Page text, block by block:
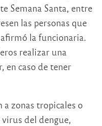
Semana Santa, entre
las personas que
la funcionaria.
realizar una
en caso de tener
a zonas tropicales o
del dengue,